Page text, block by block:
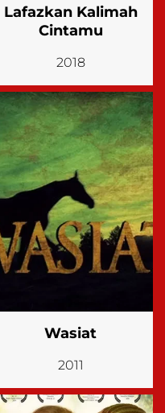
Lafazkan Kalimah
Cintamu
2018
Wasiat
2011